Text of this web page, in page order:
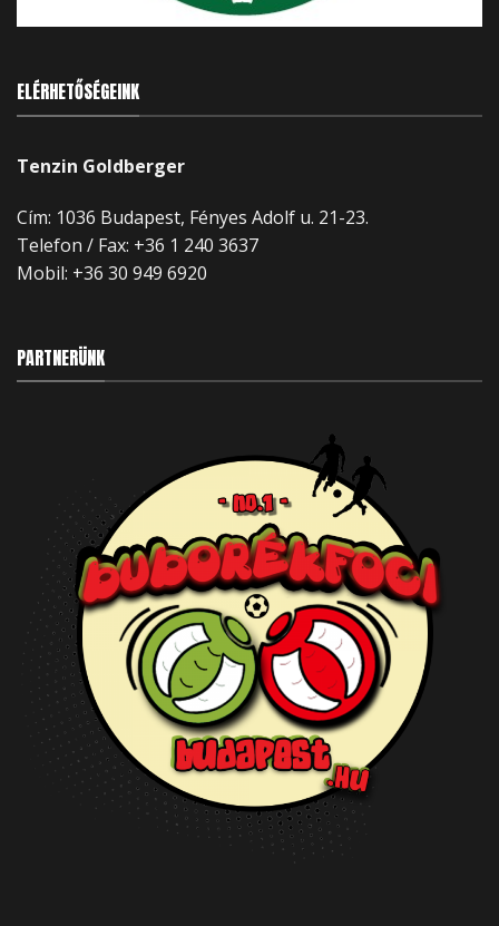
ELÉRHETŐSÉGEINK
Tenzin Goldberger
Cím: 1036 Budapest, Fényes Adolf u. 21-23.
Telefon / Fax: +36 1 240 3637
Mobil: +36 30 949 6920
PARTNERÜNK